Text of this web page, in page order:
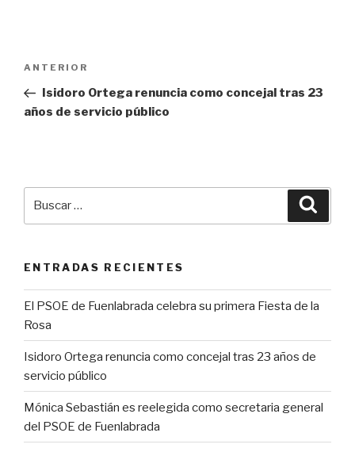
entradas
Entrada
anterior:
ANTERIOR
Isidoro Ortega renuncia como concejal tras 23
años de servicio público
ENTRADAS RECIENTES
El PSOE de Fuenlabrada celebra su primera Fiesta de la
Rosa
Isidoro Ortega renuncia como concejal tras 23 años de
servicio público
Mónica Sebastián es reelegida como secretaria general
del PSOE de Fuenlabrada